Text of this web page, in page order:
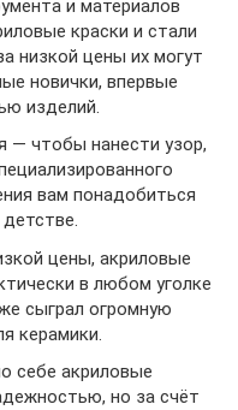
и материалов
краски и стали
низкой цены их могут
новички, впервые
изделий.
— чтобы нанести узор,
вам понадобиться
цены, акриловые
в любом уголке
сыграл огромную
керамики.
себе акриловые
но за счёт